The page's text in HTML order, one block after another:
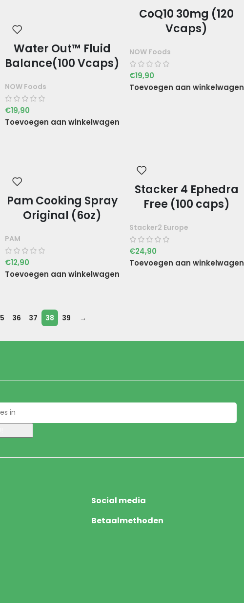
Water Out™ Fluid
Balance(100 Vcaps)
NOW Foods
€19,90
Toevoegen aan winkelwagen
CoQ10 30mg (120
Vcaps)
NOW Foods
€19,90
Toevoegen aan winkelwagen
Pam Cooking Spray
Original (6oz)
PAM
€12,90
Toevoegen aan winkelwagen
Stacker 4 Ephedra
Free (100 caps)
Stacker2 Europe
€24,90
Toevoegen aan winkelwagen
36 37 38 39 →
Social media
Betaalmethoden